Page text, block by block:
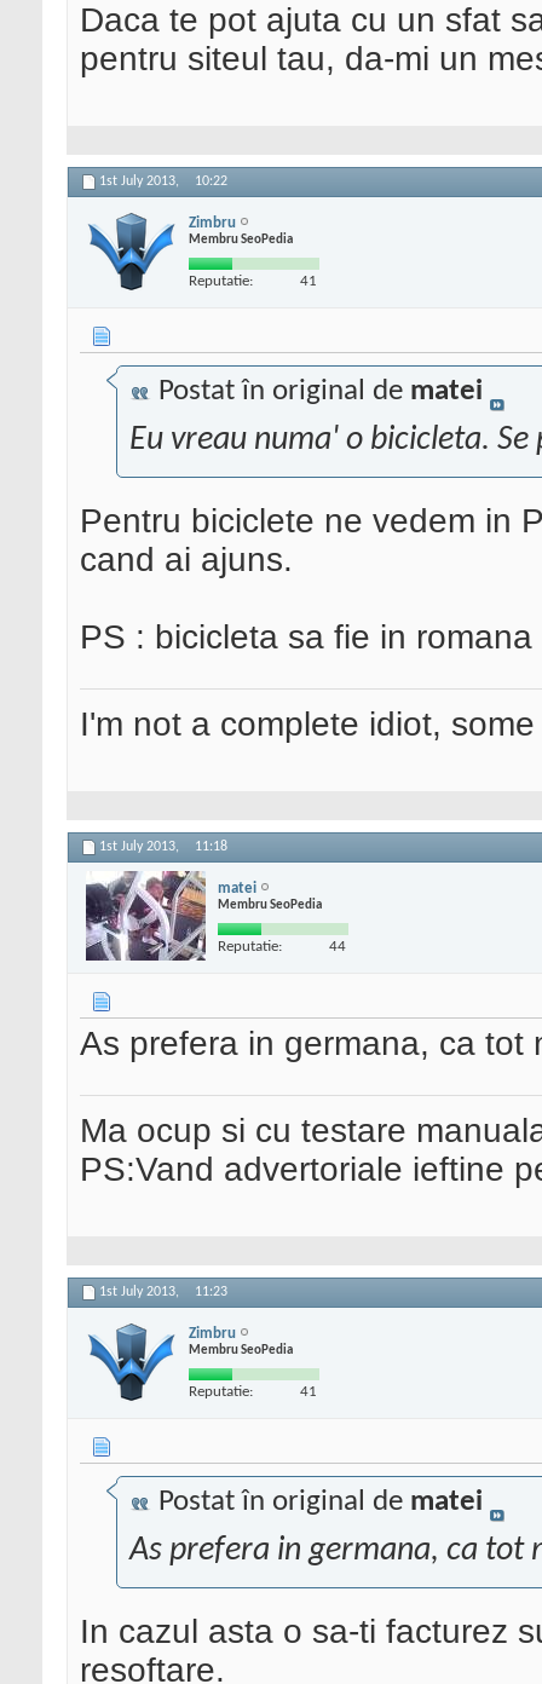
Daca te pot ajuta cu un sfat
pentru siteul tau, da-mi un
1st July 2013, 10:22
Zimbru
Membru SeoPedia
Reputatie: 41
Postat în original de matei
Eu vreau numa' o bicicleta. Se
Pentru biciclete ne vedem in
cand ai ajuns.
PS : bicicleta sa fie in
I'm not a complete idiot,
1st July 2013, 11:18
matei
Membru SeoPedia
Reputatie: 44
As prefera in germana, ca tot
Ma ocup si cu testare
PS:Vand advertoriale ieftine
1st July 2013, 11:23
Zimbru
Membru SeoPedia
Reputatie: 41
Postat în original de matei
As prefera in germana, ca tot
In cazul asta o sa-ti facturez
resoftare.